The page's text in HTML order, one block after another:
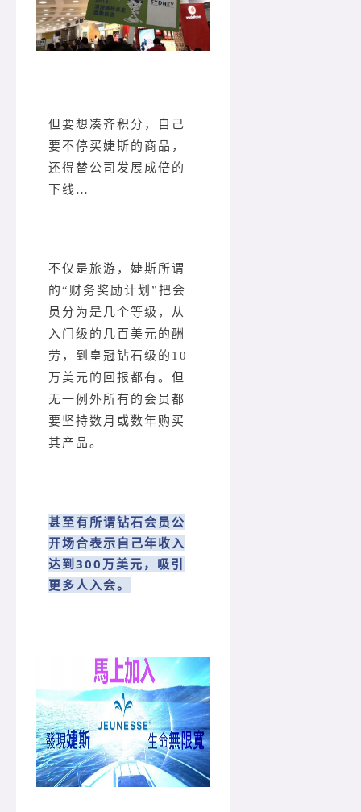
但要想凑齐积分，自己
要不停买婕斯的商品，
还得替公司发展成倍的
下线…
不仅是旅游，婕斯所谓
的“财务奖励计划”把会
员分为是几个等级，从
入门级的几百美元的酬
劳，到皇冠钻石级的10
万美元的回报都有。但
无一例外所有的会员都
要坚持数月或数年购买
其产品。
甚至有所谓钻石会员公
开场合表示自己年收入
达到300万美元，吸引
更多人入会。